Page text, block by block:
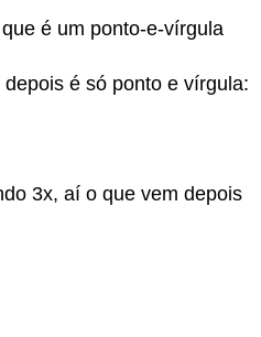
é um ponto-e-vírgula
é só ponto e vírgula:
3x, aí o que vem depois